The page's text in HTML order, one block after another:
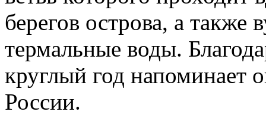
берегов острова, а также
термальные воды.
круглый год напоминает
России.